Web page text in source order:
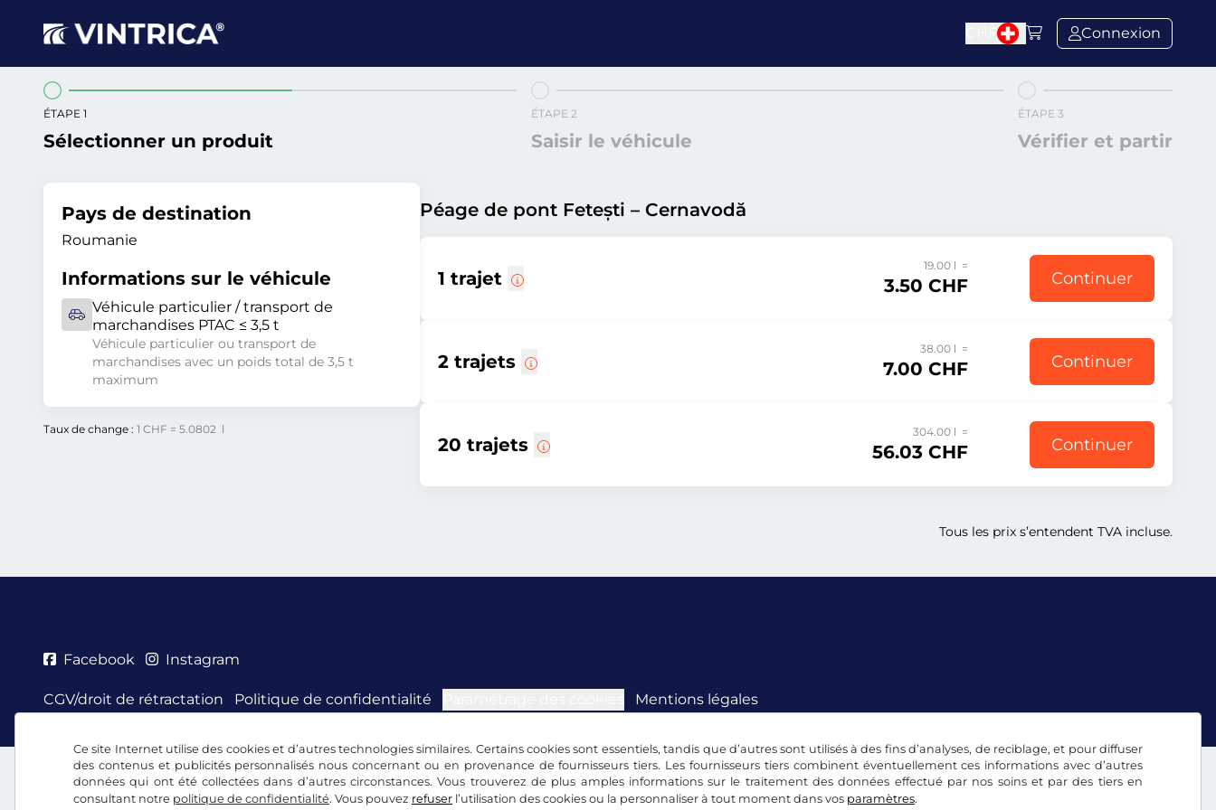
Ce site Internet utilise des cookies et d’autres technologies similaires. Certains cookies sont essentiels, tandis que d’autres sont utilisés à des fins d’analyses, de reciblage, et pour diffuser
des contenus et publicités personnalisés nous concernant ou en provenance de fournisseurs tiers. Les fournisseurs tiers combinent éventuellement ces informations avec d’autres
données qui ont été collectées dans d’autres circonstances. Vous trouverez de plus amples informations sur le traitement des données effectué par nos soins et par des tiers en
consultant notre politique de confidentialité. Vous pouvez refuser l’utilisation des cookies ou la personnaliser à tout moment dans vos paramètres.
Connexion
ÉTAPE 1
Sélectionner un produit
ÉTAPE 2
Saisir le véhicule
ÉTAPE 3
Vérifier et partir
Pays de destination
Roumanie
Informations sur le véhicule
Véhicule particulier / transport de
marchandises PTAC ≤ 3,5 t
Véhicule particulier ou transport de
marchandises avec un poids total de 3,5 t
maximum
Taux de change : 1 CHF = 5.0802 l
Péage de pont Fetești – Cernavodă
1 trajet
19.00 l =
3.50 CHF Continuer
2 trajets
38.00 l =
7.00 CHF Continuer
20 trajets
304.00 l =
56.03 CHF Continuer
Tous les prix s’entendent TVA incluse.
Facebook Instagram
CGV/droit de rétractation Politique de confidentialité Mentions légales